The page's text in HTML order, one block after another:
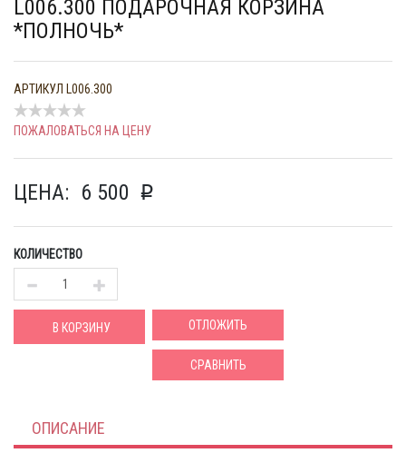
L006.300 ПОДАРОЧНАЯ КОРЗИНА
*ПОЛНОЧЬ*
АРТИКУЛ L006.300
ПОЖАЛОВАТЬСЯ НА ЦЕНУ
ЦЕНА: 6 500 p
КОЛИЧЕСТВО
В КОРЗИНУ ОТЛОЖИТЬ
СРАВНИТЬ
ОПИСАНИЕ